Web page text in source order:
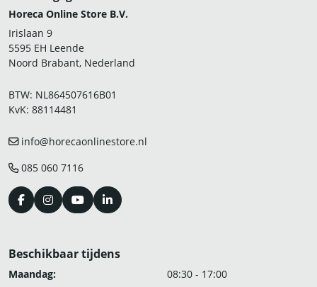
Horeca Online Store B.V.
Irislaan 9
5595 EH Leende
Noord Brabant, Nederland
BTW: NL864507616B01
KvK: 88114481
info@horecaonlinestore.nl
085 060 7116
Beschikbaar tijdens
Maandag:
08:30 - 17:00